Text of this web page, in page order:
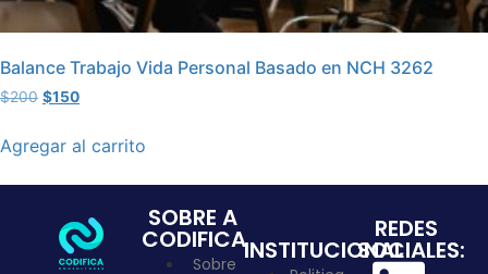
Balance Trabajo Vida Personal Basado en NCH 3262
$200 $150
Agregar al carrito
SOBRE A
CODIFICA
Sobre INSTITUCIONAL
REDES
SOCIALES: